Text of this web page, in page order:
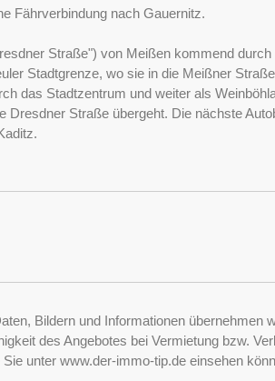
Fährverbindung nach Gauernitz.
Straße") von Meißen kommend
Stadtgrenze, wo sie in die Meißner
das Stadtzentrum und weiter als
Dresdner Straße übergeht. Die nächste
Bildern und Informationen übernehmen
des Angebotes bei Vermietung bzw.
unter www.der-immo-tip.de einsehen